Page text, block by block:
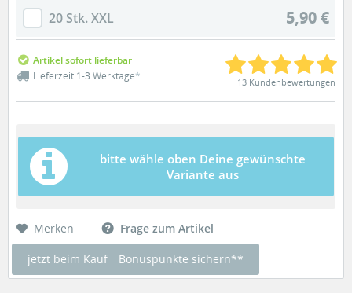
20 Stk. XXL 5,90 €
Artikel sofort lieferbar
Lieferzeit 1-3 Werktage* 13 Kundenbewertungen
bitte wähle oben Deine gewünschte
Variante aus
Merken Frage zum Artikel
jetzt beim Kauf Bonuspunkte sichern**